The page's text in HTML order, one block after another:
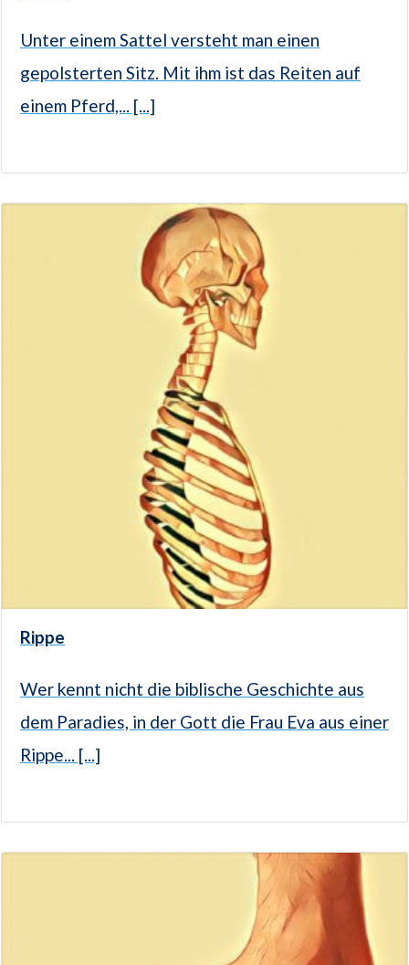
Unter einem Sattel versteht man einen
gepolsterten Sitz. Mit ihm ist das Reiten auf
einem Pferd,... [...]
Rippe
Wer kennt nicht die biblische Geschichte aus
dem Paradies, in der Gott die Frau Eva aus einer
Rippe... [...]